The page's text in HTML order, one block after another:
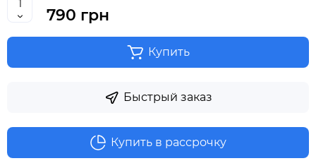
790 грн
Купить
Быстрый заказ
Купить в рассрочку